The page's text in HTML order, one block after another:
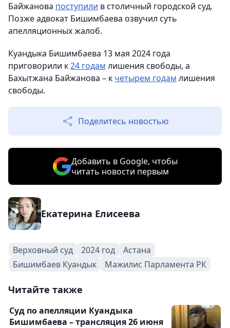
Байжанова поступили в столичный городской суд.
Позже адвокат Бишимбаева озвучил суть
апелляционных жалоб.
Куандыка Бишимбаева 13 мая 2024 года
приговорили к24 годам лишения свободы, а
Бахытжана Байжанова – к четырем годам лишения
свободы.
Поделитесь новостью
Добавить в Google, чтобы
читать новости первым
Екатерина Елисеева
Верховный суд 2024 год
Астана
Бишимбаев Куандык
Мажилис Парламента РК
Читайте также
Суд по апелляции Куандыка
Бишимбаева – трансляция 26 июня